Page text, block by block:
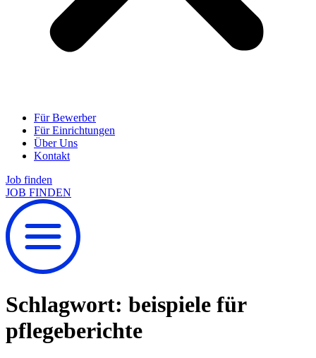
Für Bewerber
Für Einrichtungen
Über Uns
Kontakt
Job finden
JOB FINDEN
Schlagwort: beispiele für
pflegeberichte